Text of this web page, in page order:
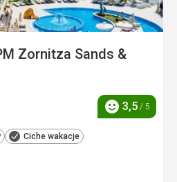
Zornitza Sands &
Ocena
3,5 / 5
Ciche wakacje